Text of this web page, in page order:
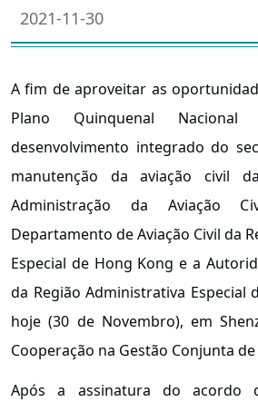
2021-11-30
A fim de aproveitar as
Plano Quinquenal
desenvolvimento integrado do
manutenção da aviação civil
Administração da Aviação
Departamento de Aviação Civil da
Especial de Hong Kong e a
da Região Administrativa Especial
hoje (30 de Novembro), em
Cooperação na Gestão Conjunta
Após a assinatura do acordo